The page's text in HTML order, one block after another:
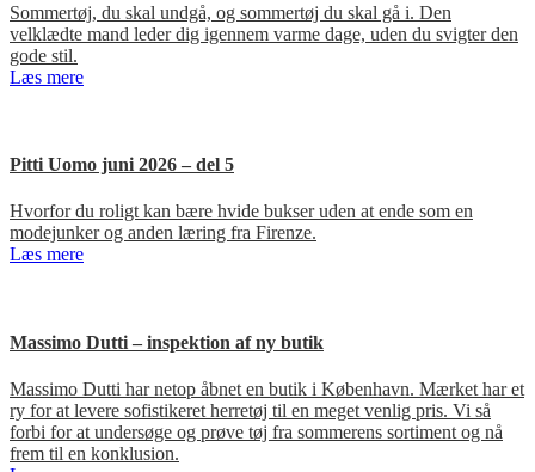
Sommertøj, du skal undgå, og sommertøj du skal gå i. Den
velklædte mand leder dig igennem varme dage, uden du svigter den
gode stil.
Læs mere
Pitti Uomo juni 2026 – del 5
Hvorfor du roligt kan bære hvide bukser uden at ende som en
modejunker og anden læring fra Firenze.
Læs mere
Massimo Dutti – inspektion af ny butik
Massimo Dutti har netop åbnet en butik i København. Mærket har et
ry for at levere sofistikeret herretøj til en meget venlig pris. Vi så
forbi for at undersøge og prøve tøj fra sommerens sortiment og nå
frem til en konklusion.